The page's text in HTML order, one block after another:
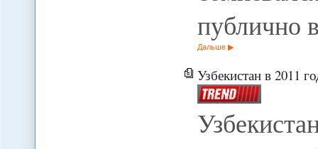
публично
Дальше
Узбекистан в 2011